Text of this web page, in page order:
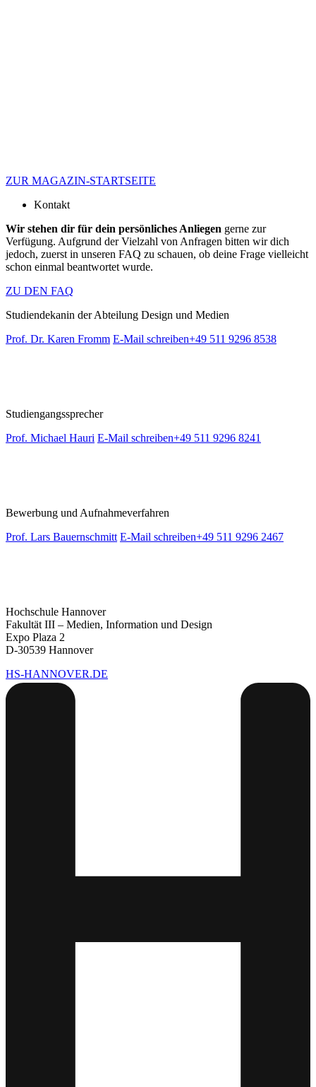
ZUR MAGAZIN-STARTSEITE
Kontakt
Wir stehen dir für dein persönliches Anliegen gerne zur
Verfügung. Aufgrund der Vielzahl von Anfragen bitten wir dich
jedoch, zuerst in unseren FAQ zu schauen, ob deine Frage vielleicht
schon einmal beantwortet wurde.
ZU DEN FAQ
Studiendekanin der Abteilung Design und Medien
Prof. Dr. Karen Fromm E-Mail schreiben+49 511 9296 8538
Studiengangssprecher
Prof. Michael Hauri E-Mail schreiben+49 511 9296 8241
Bewerbung und Aufnahmeverfahren
Prof. Lars Bauernschmitt E-Mail schreiben+49 511 9296 2467
Hochschule Hannover
Fakultät III – Medien, Information und Design
Expo Plaza 2
D-30539 Hannover
HS-HANNOVER.DE